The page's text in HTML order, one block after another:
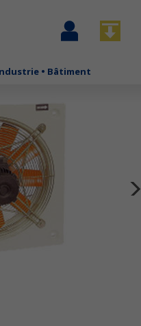
• Bâtiment